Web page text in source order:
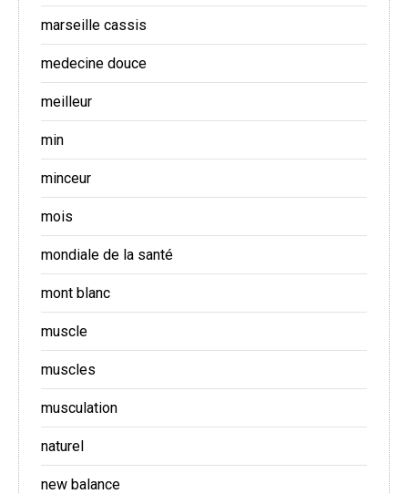
marseille cassis
medecine douce
meilleur
min
minceur
mois
mondiale de la santé
mont blanc
muscle
muscles
musculation
naturel
new balance